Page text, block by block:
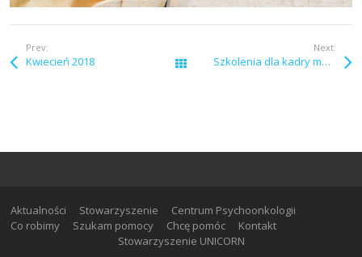
Prev:
Kwiecień 2018 Wszystkie wpisy
Next:
Szkolenia dla kadry medycznej i firm
Aktualności Stowarzyszenie
Centrum Psychoonkologii
Co robimy
Szukam pomocy Chcę pomóc
Kontakt
Stowarzyszenie UNICORN